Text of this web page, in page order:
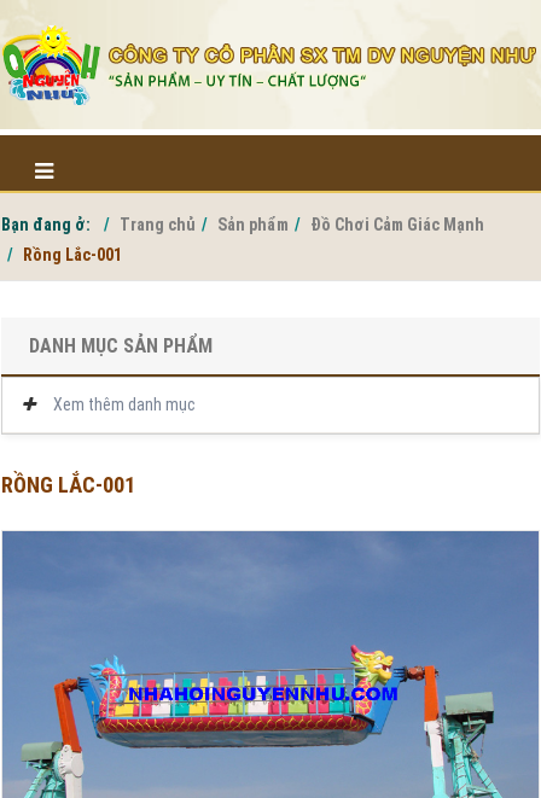
Bạn đang ở: Trang chủ Sản phẩm
Đồ Chơi Cảm Giác Mạnh
Rồng Lắc-001
DANH MỤC SẢN PHẨM
Xem thêm danh mục
RỒNG LẮC-001